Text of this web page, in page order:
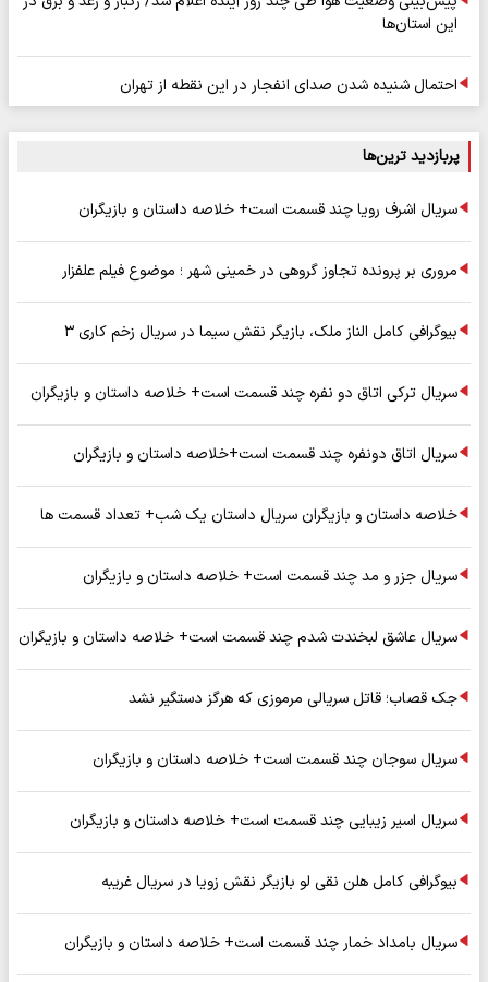
این استان‌ها
احتمال شنیده شدن صدای انفجار در این نقطه از تهران
پربازدید ترین‌ها
سریال اشرف رویا چند قسمت است+ خلاصه داستان و بازیگران
مروری بر پرونده تجاوز گروهی در خمینی شهر ؛ موضوع فیلم علفزار
بیوگرافی کامل الناز ملک، بازیگر نقش سیما در سریال زخم کاری ۳
سریال ترکی اتاق دو نفره چند قسمت است+ خلاصه داستان و بازیگران
سریال اتاق دونفره چند قسمت است+خلاصه داستان و بازیگران
خلاصه داستان و بازیگران سریال داستان یک شب+ تعداد قسمت ها
سریال جزر و مد چند قسمت است+ خلاصه داستان و بازیگران
سریال عاشق لبخندت شدم چند قسمت است+ خلاصه داستان و بازیگران
جک قصاب؛ قاتل سریالی مرموزی که هرگز دستگیر نشد
سریال سوجان چند قسمت است+ خلاصه داستان و بازیگران
سریال اسیر زیبایی چند قسمت است+ خلاصه داستان و بازیگران
بیوگرافی کامل هلن نقی لو بازیگر نقش زویا در سریال غریبه
سریال بامداد خمار چند قسمت است+ خلاصه داستان و بازیگران